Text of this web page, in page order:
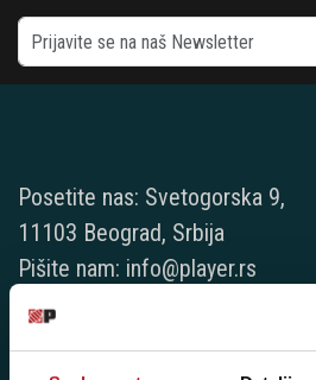
Posetite nas: Svetogorska 9,
11103 Beograd, Srbija
Pišite nam: info@player.rs
Pozovite nas: +381 11 33-47-615